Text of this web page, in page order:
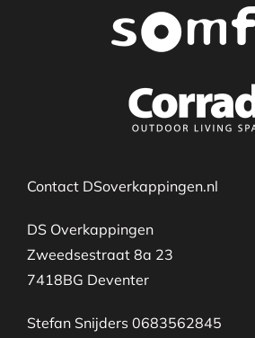
Contact DSoverkappingen.nl
DS Overkappingen
Zweedsestraat 8a 23
7418BG Deventer
Stefan Snijders 0683562845